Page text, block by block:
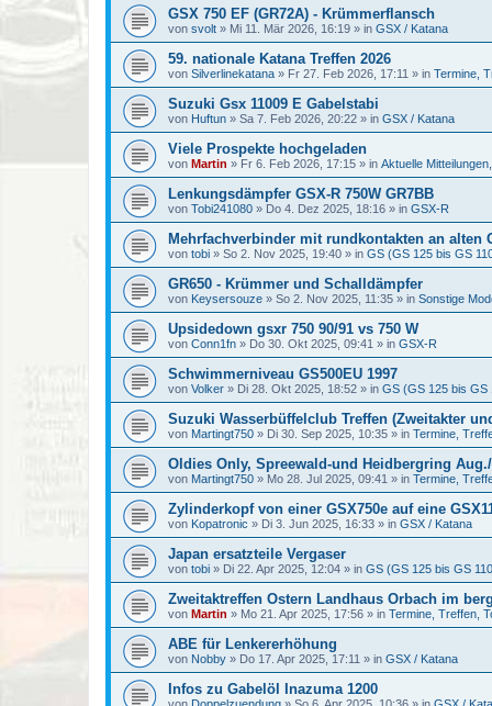
GSX 750 EF (GR72A) - Krümmerflansch
von svolt » Mi 11. Mär 2026, 16:19 » in GSX / Katana
59. nationale Katana Treffen 2026
von Silverlinekatana » Fr 27. Feb 2026, 17:11 » in Termine,
Suzuki Gsx 11009 E Gabelstabi
von Huftun » Sa 7. Feb 2026, 20:22 » in GSX / Katana
Viele Prospekte hochgeladen
von Martin » Fr 6. Feb 2026, 17:15 » in Aktuelle
Lenkungsdämpfer GSX-R 750W GR7BB
von Tobi241080 » Do 4. Dez 2025, 18:16 » in GSX-R
Mehrfachverbinder mit rundkontakten an alten
von tobi » So 2. Nov 2025, 19:40 » in GS (GS 125 bis GS
GR650 - Krümmer und Schalldämpfer
von Keysersouze » So 2. Nov 2025, 11:35 » in Sonstige
Upsidedown gsxr 750 90/91 vs 750 W
von Conn1fn » Do 30. Okt 2025, 09:41 » in GSX-R
Schwimmerniveau GS500EU 1997
von Volker » Di 28. Okt 2025, 18:52 » in GS (GS 125 bis GS
Suzuki Wasserbüffelclub Treffen (Zweitakter
von Martingt750 » Di 30. Sep 2025, 10:35 » in Termine,
Oldies Only, Spreewald-und Heidbergring
von Martingt750 » Mo 28. Jul 2025, 09:41 » in Termine,
Zylinderkopf von einer GSX750e auf eine
von Kopatronic » Di 3. Jun 2025, 16:33 » in GSX / Katana
Japan ersatzteile Vergaser
von tobi » Di 22. Apr 2025, 12:04 » in GS (GS 125 bis GS
Zweitaktreffen Ostern Landhaus Orbach im
von Martin » Mo 21. Apr 2025, 17:56 » in Termine, Treffen,
ABE für Lenkererhöhung
von Nobby » Do 17. Apr 2025, 17:11 » in GSX / Katana
Infos zu Gabelöl Inazuma 1200
von Doppelzuendung » So 6. Apr 2025, 10:36 » in GSX /